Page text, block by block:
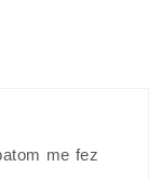
me fez